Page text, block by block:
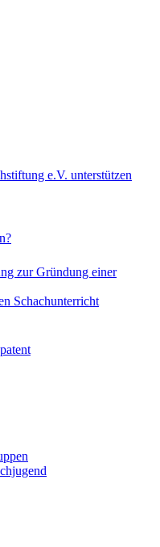
e.V. unterstützen
zur Gründung einer
Schachunterricht